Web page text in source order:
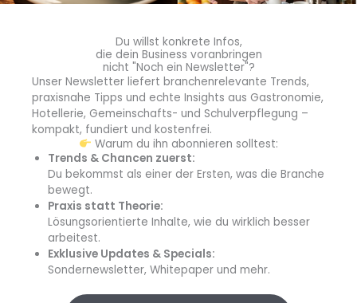
Profil und Angebot des Ameron München Motorworld
Designzimmer, deren Interieur eine Hommage an die
Welt des Motorsports ist. Der industrielle Charme des
historischen Bahnausbesserungswerks verbindet sich mit
zeitgenössischem Design, ausgewählten Automobil-
Accessoires und inspirierender Kunst. Zu den
Besonderheiten gehören zwei Themenzimmer sowie drei
Car & Bike Studios, in denen Gäste ihre zwei- oder
vierrädrigen Fahrzeuge – lediglich durch eine
Glasscheibe getrennt – auch über Nacht im Blick
behalten können.
Kulinarisch setzt das hauseigene Restaurant BACiO della
Mamma auf authentische italienische Küche. Ein
moderner Spa-Bereich mit Gym bietet Raum für
Du willst konkrete Infos,
die dein Business voranbringen
nicht "Noch ein Newsletter"?
Unser Newsletter liefert branchenrelevante Trends,
praxisnahe Tipps und echte Insights aus Gastronomie,
Hotellerie, Gemeinschafts- und Schulverpflegung –
kompakt, fundiert und kostenfrei.
Warum du ihn abonnieren solltest:
Trends & Chancen zuerst:
Du bekommst als einer der Ersten, was die Branche
bewegt.
Praxis statt Theorie:
Lösungsorientierte Inhalte, wie du wirklich besser
arbeitest.
Exklusive Updates & Specials:
Sondernewsletter, Whitepaper und mehr.